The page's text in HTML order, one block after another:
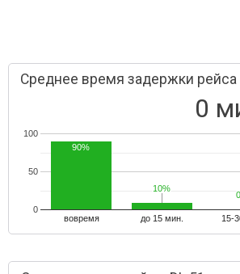
Среднее время задержки рейса
0
вовремя до 15 мин. 15-
0
50
100
90%
10%
10%